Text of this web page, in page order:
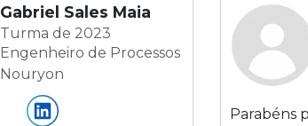
Gabriel Sales Maia
Turma de 2023
Engenheiro de Processos
Nouryon
Parabéns